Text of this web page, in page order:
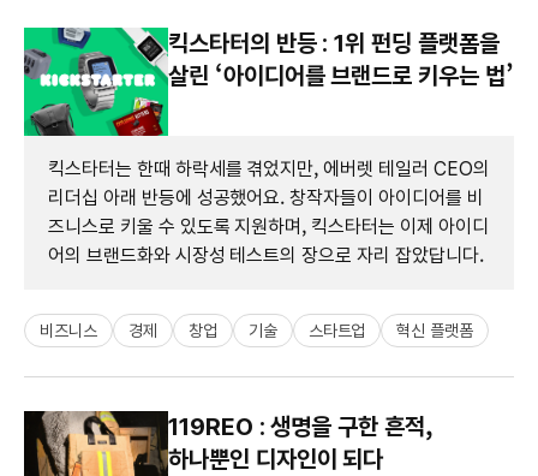
킥스타터의 반등 : 1위 펀딩 플랫폼을
살린 ‘아이디어를 브랜드로 키우는 법’
킥스타터는 한때 하락세를 겪었지만, 에버렛 테일러 CEO의
리더십 아래 반등에 성공했어요. 창작자들이 아이디어를 비
즈니스로 키울 수 있도록 지원하며, 킥스타터는 이제 아이디
어의 브랜드화와 시장성 테스트의 장으로 자리 잡았답니다.
비즈니스 경제 창업 기술 스타트업 혁신 플랫폼
119REO : 생명을 구한 흔적,
하나뿐인 디자인이 되다